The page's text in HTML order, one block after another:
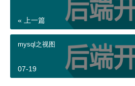
« 上一篇
mysql之视图
07-19